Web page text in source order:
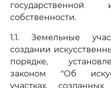
государственной
собственности.
1.1. Земельные
создании
порядке,
законом "Об
участках,